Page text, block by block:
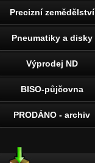
Precizní zemědělství
Pneumatiky a disky
Výprodej ND
BISO-půjčovna
PRODÁNO - archiv